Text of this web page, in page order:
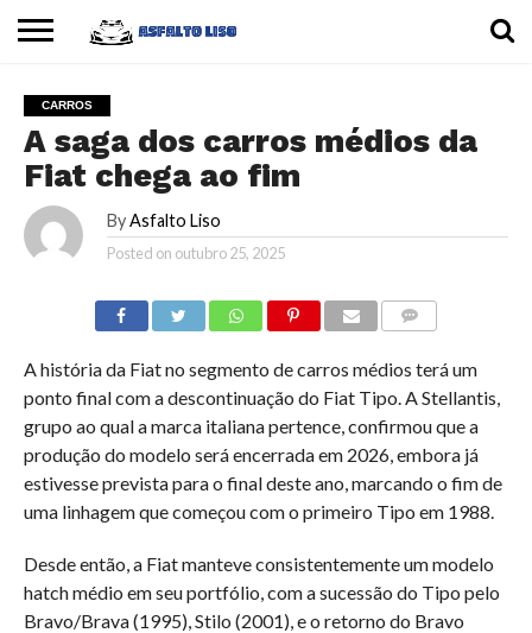
CARROS
MOTOS
DICAS
CARROS
A saga dos carros médios da
Fiat chega ao fim
By Asfalto Liso
Posted on outubro 25, 2025
A história da Fiat no segmento de carros médios terá um
ponto final com a descontinuação do Fiat Tipo. A Stellantis,
grupo ao qual a marca italiana pertence, confirmou que a
produção do modelo será encerrada em 2026, embora já
estivesse prevista para o final deste ano, marcando o fim de
uma linhagem que começou com o primeiro Tipo em 1988.
Desde então, a Fiat manteve consistentemente um modelo
hatch médio em seu portfólio, com a sucessão do Tipo pelo
Bravo/Brava (1995), Stilo (2001), e o retorno do Bravo